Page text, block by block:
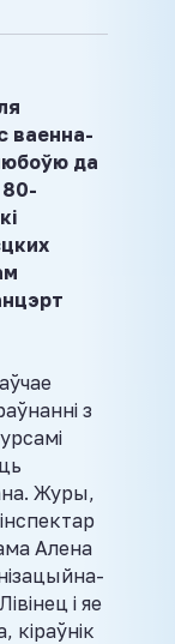
ваенна-
да
80-
з
Журы,
Алена
і яе
кіраўнік